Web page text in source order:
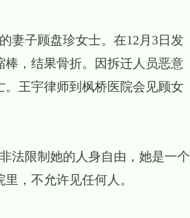
妻子顾盘珍女士。在12月3日发
，结果骨折。因拆迁人员恶意
王宇律师到枫桥医院会见顾女
法限制她的人身自由，她是一个
，不允许见任何人。